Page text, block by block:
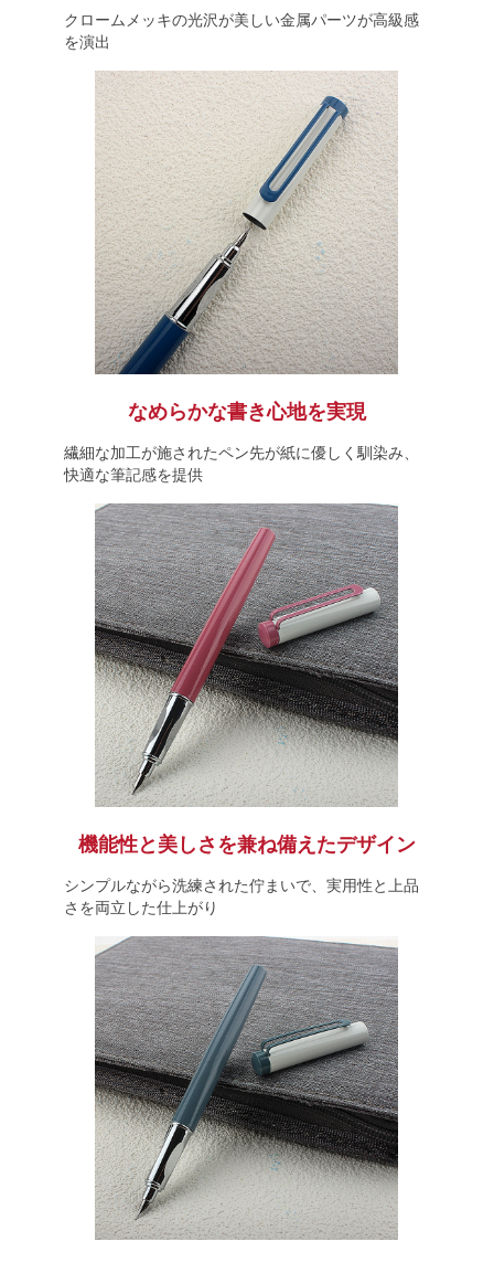
クロームメッキの光沢が美しい金属パーツが高級感
を演出
なめらかな書き心地を実現
繊細な加工が施されたペン先が紙に優しく馴染み、
快適な筆記感を提供
機能性と美しさを兼ね備えたデザイン
シンプルながら洗練された佇まいで、実用性と上品
さを両立した仕上がり